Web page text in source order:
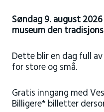
Søndag 9. august
museum den
Dette blir en dag full
for store og små.
Gratis inngang med
Billigere* billetter